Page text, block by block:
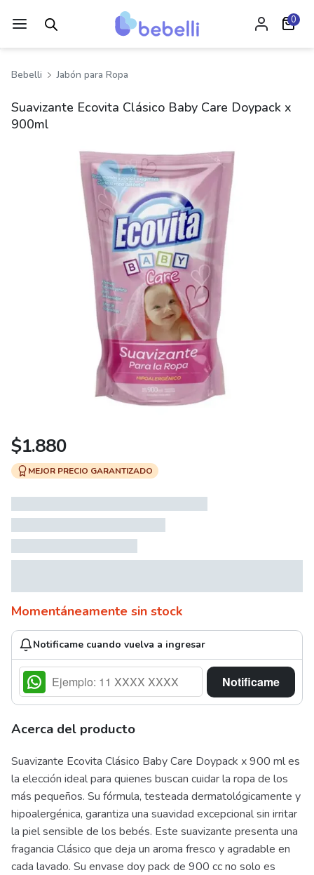
0
Bebelli Jabón para Ropa
Suavizante Ecovita Clásico Baby Care Doypack x
900ml
$1.880
MEJOR PRECIO GARANTIZADO
Momentáneamente sin stock
Notificame cuando vuelva a ingresar
Notificame
Acerca del producto
Suavizante Ecovita Clásico Baby Care Doypack x 900 ml es
la elección ideal para quienes buscan cuidar la ropa de los
más pequeños. Su fórmula, testeada dermatológicamente y
hipoalergénica, garantiza una suavidad excepcional sin irritar
la piel sensible de los bebés. Este suavizante presenta una
fragancia Clásico que deja un aroma fresco y agradable en
cada lavado. Su envase doy pack de 900 cc no solo es